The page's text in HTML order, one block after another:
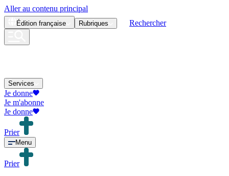
Aller au contenu principal
Édition française Rubriques Rechercher
Services
Je donne
Je m'abonne
Je donne
Prier
Menu
Prier